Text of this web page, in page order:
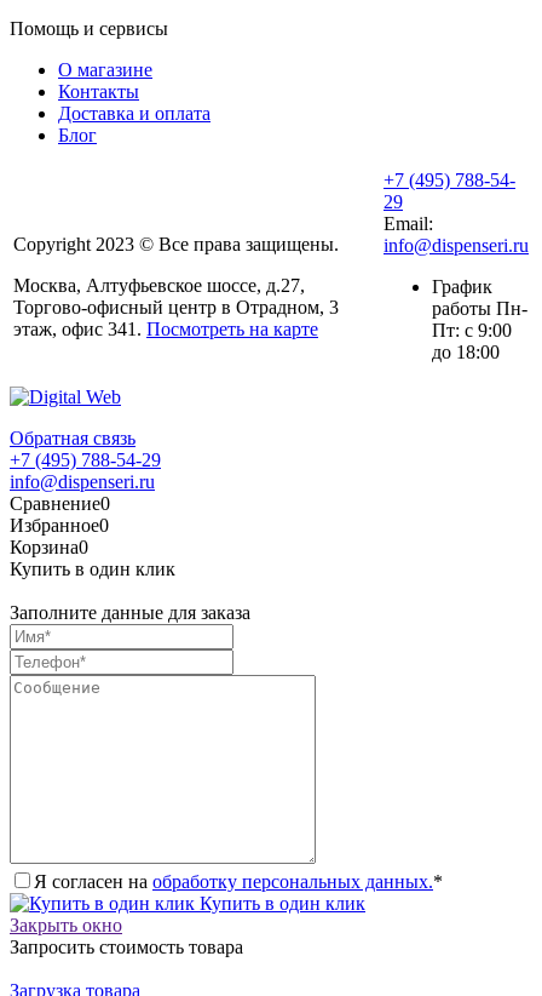
Помощь и сервисы
О магазине
Контакты
Доставка и оплата
Блог
Copyright 2023 © Все права защищены.
Москва, Алтуфьевское шоссе, д.27,
Торгово-офисный центр в Отрадном, 3
этаж, офис 341. Посмотреть на карте
+7 (495) 788-54-
29
Email:
info@dispenseri.ru
График
работы Пн-
Пт: с 9:00
до 18:00
Обратная связь
+7 (495) 788-54-29
info@dispenseri.ru
Сравнение0
Избранное0
Корзина0
Купить в один клик
Заполните данные для заказа
Я согласен на обработку персональных данных.*
Купить в один клик
Закрыть окно
Запросить стоимость товара
Загрузка товара